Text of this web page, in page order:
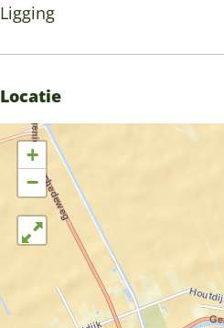
Ligging
Locatie
+
−